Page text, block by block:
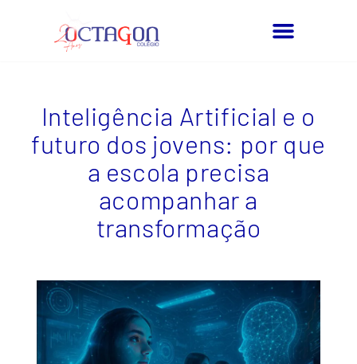
Blog – Pag6
Inteligência Artificial e o
futuro dos jovens: por que
a escola precisa
acompanhar a
transformação